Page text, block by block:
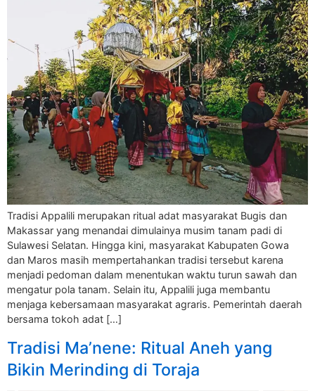
Tradisi Appalili merupakan ritual adat masyarakat Bugis dan
Makassar yang menandai dimulainya musim tanam padi di
Sulawesi Selatan. Hingga kini, masyarakat Kabupaten Gowa
dan Maros masih mempertahankan tradisi tersebut karena
menjadi pedoman dalam menentukan waktu turun sawah dan
mengatur pola tanam. Selain itu, Appalili juga membantu
menjaga kebersamaan masyarakat agraris. Pemerintah daerah
bersama tokoh adat […]
Tradisi Ma’nene: Ritual Aneh yang
Bikin Merinding di Toraja